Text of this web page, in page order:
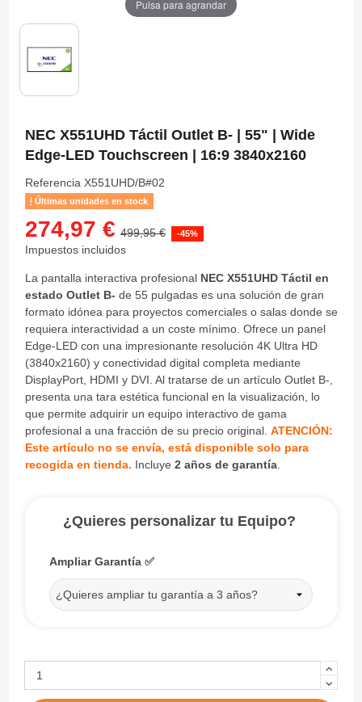
Pulsa para agrandar
NEC X551UHD Táctil Outlet B- | 55" | Wide
Edge-LED Touchscreen | 16:9 3840x2160
Referencia X551UHD/B#02
Últimas unidades en stock
274,97 € 499,95 € -45%
Impuestos incluidos
La pantalla interactiva profesional NEC X551UHD Táctil en
estado Outlet B- de 55 pulgadas es una solución de gran
formato idónea para proyectos comerciales o salas donde se
requiera interactividad a un coste mínimo. Ofrece un panel
Edge-LED con una impresionante resolución 4K Ultra HD
(3840x2160) y conectividad digital completa mediante
DisplayPort, HDMI y DVI. Al tratarse de un artículo Outlet B-,
presenta una tara estética funcional en la visualización, lo
que permite adquirir un equipo interactivo de gama
profesional a una fracción de su precio original. ATENCIÓN:
Este artículo no se envía, está disponible solo para
recogida en tienda. Incluye 2 años de garantía.
¿Quieres personalizar tu Equipo?
Ampliar Garantía ✅
¿Quieres ampliar tu garantía a 3 años?